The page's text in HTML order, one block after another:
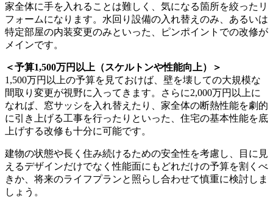
家全体に手を入れることは難しく、気になる箇所を絞ったリ
フォームになります。水回り設備の入れ替えのみ、あるいは
特定部屋の内装変更のみといった、ピンポイントでの改修が
メインです。
＜予算1,500万円以上（スケルトンや性能向上）＞
1,500万円以上の予算を見ておけば、壁を壊しての大規模な
間取り変更が視野に入ってきます。さらに2,000万円以上に
なれば、窓サッシを入れ替えたり、家全体の断熱性能を劇的
に引き上げる工事を行ったりといった、住宅の基本性能を底
上げする改修も十分に可能です。
建物の状態や長く住み続けるための安全性を考慮し、目に見
えるデザインだけでなく性能面にもどれだけの予算を割くべ
きか、将来のライフプランと照らし合わせて慎重に検討しま
しょう。